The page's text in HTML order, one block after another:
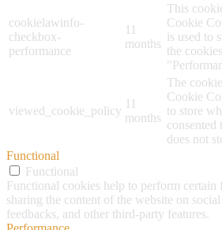
cookielawinfo-
checkbox-
performance
11
months
This
Cookie
is used to
the
viewed_cookie_policy
11
months
The
Cookie
to store
consented
does not
Functional
Functional
Functional cookies help to perform
sharing the content of the website on
feedbacks, and other third-party features.